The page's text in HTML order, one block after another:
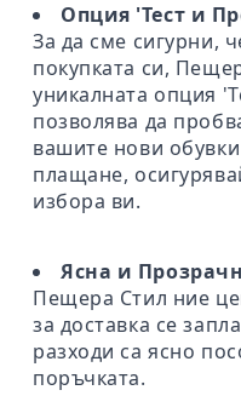
Опция 'Тест и
За да сме сигурни,
покупката си,
уникалната опция
позволява да
вашите нови
плащане,
избора ви.
Ясна и
Пещера Стил ние
за доставка се
разходи са ясно
поръчката.